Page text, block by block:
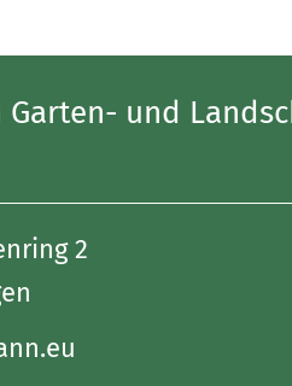
Garten- und
2